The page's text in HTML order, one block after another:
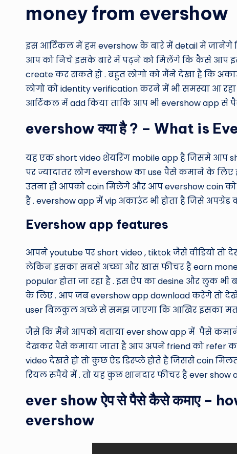
money from evershow
इस आर्टिकल में हम evershow के बारे में detail में
आप को निचे इसके बारे में पढ़ने को मिलेंगे कि कैसे आप
create कर सकते हो . बहुत लोगो को मैंने देखा है कि
लोगो को identity verification करने में भी समस्या आ
आर्टिकल में add किया ताकि आप भी evershow app
evershow क्या है ? – What is
यह एक short video शेयरिंग mobile app है जिसमे आप
पर ज्यादातर लोग evershow का use पैसे कमाने के
उतना ही आपको coin मिलेंगे और आप evershow coin
है . evershow app में vip अकाउंट भी होता है जिसे
Evershow app features
आपने youtube पर short video , tiktok जैसे वीडियो तो
लेकिन इसका सबसे अच्छा और खास फीचर है earn
popular होता जा रहा है . इस ऐप का desine और लुक
के लिए . आप जब evershow app download करेंगे तो
user बिलकुल अच्छे से समझ जाएगा कि आखिर इसका
जैसे कि मैंने आपको बताया ever show app में पैसे कमाने
देखकर पैसे कमाया जाता है आप अपने friend को refer
video देखते हो तो कुछ ऐड डिस्प्ले होते है जिससे coin
रियल रुपैये में . तो यह कुछ शानदार फीचर है ever show
ever show ऐप से पैसे कैसे कमाए –
evershow